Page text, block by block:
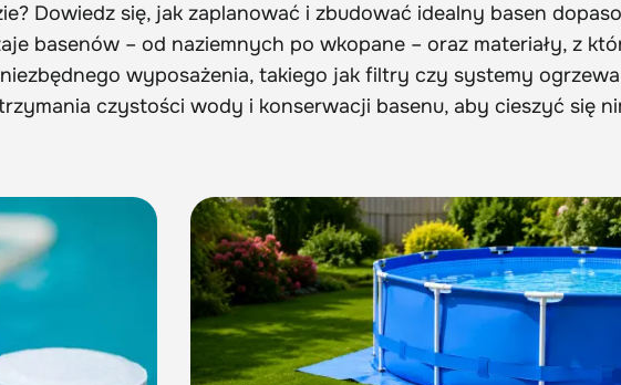
Dowiedz się, jak zaplanować i zbudować idealny basen
basenów – od naziemnych po wkopane – oraz materiały, z
wyposażenia, takiego jak filtry czy systemy
czystości wody i konserwacji basenu, aby cieszyć się